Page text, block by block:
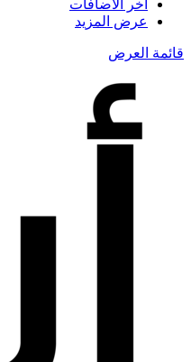
أخر الاضافات
عرض المزيد
قائمة العرض